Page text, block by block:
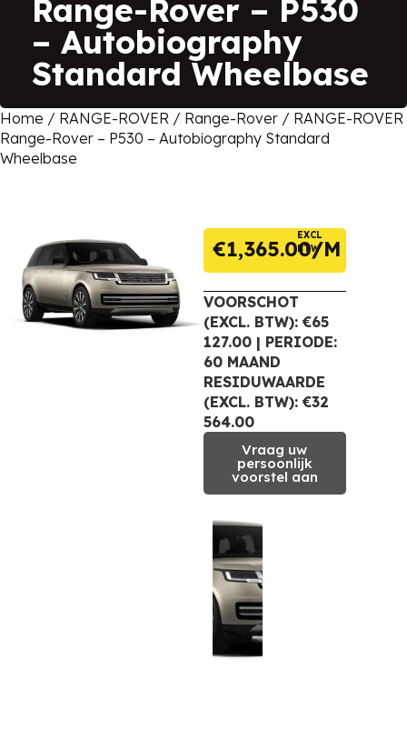
Range-Rover – P530
– Autobiography
Standard Wheelbase
Home / RANGE-ROVER / Range-Rover / RANGE-ROVER
Range-Rover – P530 – Autobiography Standard
Wheelbase
€1,365.00
EXCL
BTW
VOORSCHOT
(EXCL. BTW): €65
127.00 | PERIODE:
60 MAAND
RESIDUWAARDE
(EXCL. BTW): €32
564.00
Vraag uw
persoonlijk
voorstel aan